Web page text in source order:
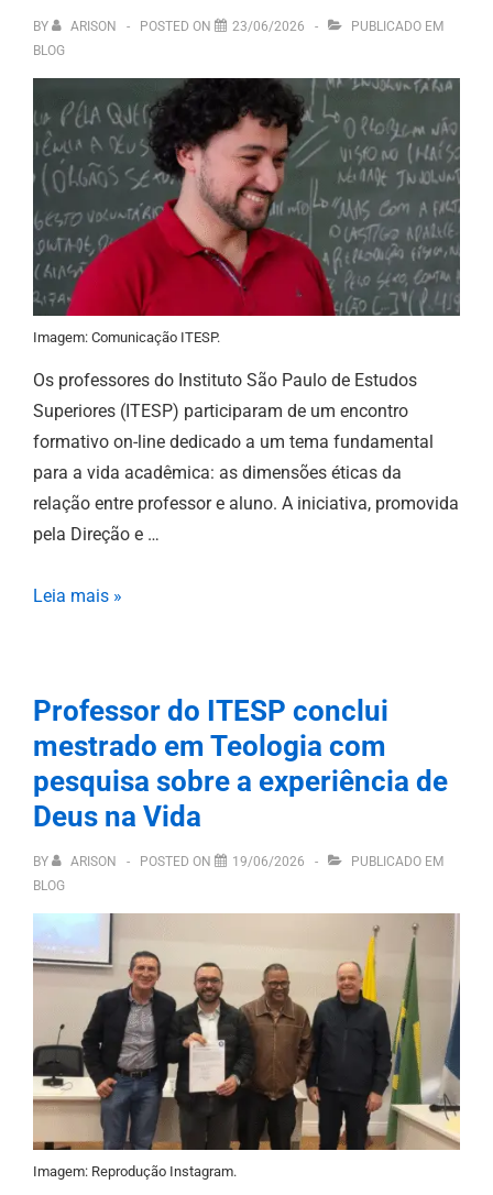
BY ARISON POSTED ON 23/06/2026
PUBLICADO EM
BLOG
Imagem: Comunicação ITESP.
Os professores do Instituto São Paulo de Estudos
Superiores (ITESP) participaram de um encontro
formativo on-line dedicado a um tema fundamental
para a vida acadêmica: as dimensões éticas da
relação entre professor e aluno. A iniciativa, promovida
pela Direção e …
Leia mais »
Professor do ITESP conclui
mestrado em Teologia com
pesquisa sobre a experiência de
Deus na Vida
BY ARISON POSTED ON 19/06/2026
PUBLICADO EM
BLOG
Imagem: Reprodução Instagram.